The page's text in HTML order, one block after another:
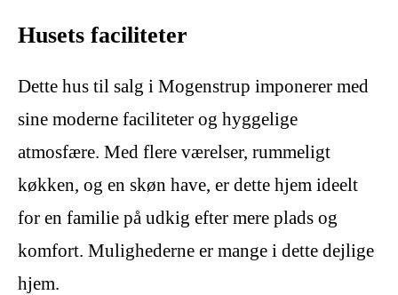
Husets faciliteter
Dette hus til salg i Mogenstrup imponerer med
sine moderne faciliteter og hyggelige
atmosfære. Med flere værelser, rummeligt
køkken, og en skøn have, er dette hjem ideelt
for en familie på udkig efter mere plads og
komfort. Mulighederne er mange i dette dejlige
hjem.